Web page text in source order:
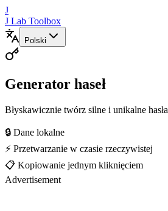
J
J Lab Toolbox
Polski
Generator haseł
Błyskawicznie twórz silne i unikalne hasła
🔒 Dane lokalne
⚡ Przetwarzanie w czasie rzeczywistej
📋 Kopiowanie jednym kliknięciem
Advertisement